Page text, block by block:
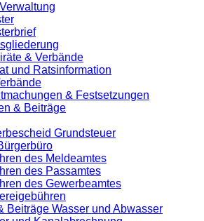
& Verbände
und Ratsinformation
& Festsetzungen
& Beiträge
Grundsteuer
des Meldeamtes
des Passamtes
des Gewerbeamtes
Beiträge Wasser und Abwasser